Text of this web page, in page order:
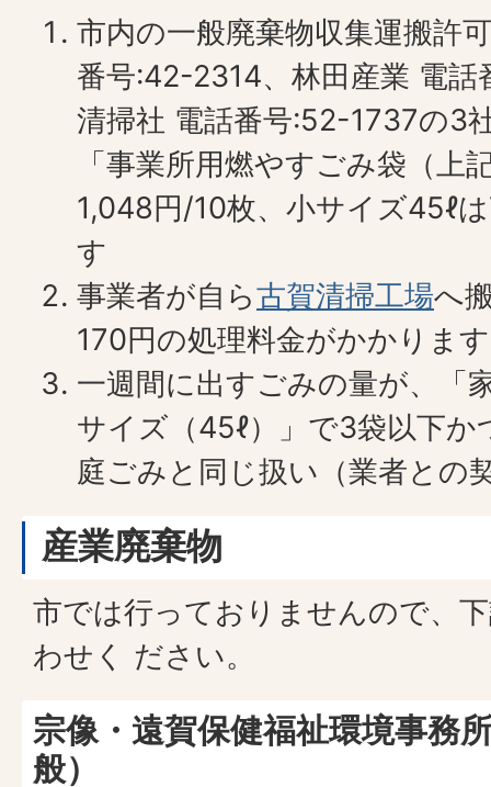
市内の一般廃棄物収集運搬許
番号:42-2314、林田産業 電
清掃社 電話番号:52-1737の3
「事業所用燃やすごみ袋（上
1,048円/10枚、小サイズ45ℓ
す
事業者が自ら古賀清掃工場へ
170円の処理料金がかかりま
一週間に出すごみの量が、「
サイズ（45ℓ）」で3袋以下
庭ごみと同じ扱い（業者との
産業廃棄物
市では行っておりませんので、
わせく ださい。
宗像・遠賀保健福祉環境事務
般）